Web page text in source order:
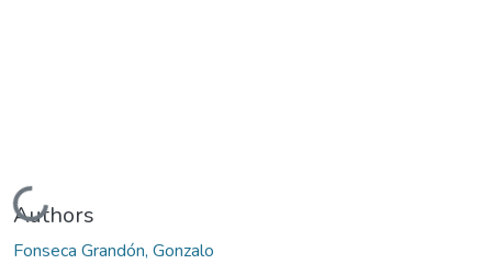
Cargando...
Authors
Fonseca Grandón, Gonzalo